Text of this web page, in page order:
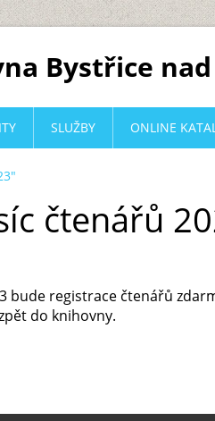
Bystřice
čtenářů
bude registrace čtenářů
do knihovny.
SLUŽBY ONLINE